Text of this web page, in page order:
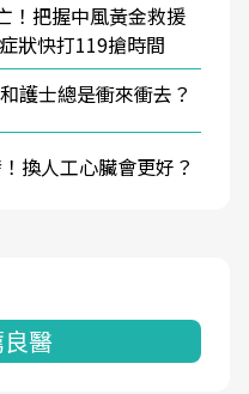
！把握中風黃金救援
狀快打119搶時間
護士總是衝來衝去？
換人工心臟會更好？
醫